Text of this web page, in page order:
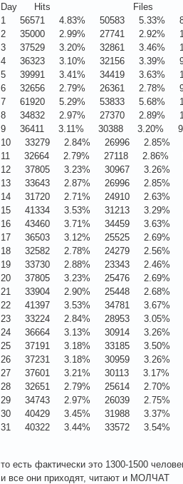
Day Hits Files
1 56571 4.83% 50583 5.33%
2 35000 2.99% 27741 2.92%
3 37529 3.20% 32861 3.46%
4 36323 3.10% 32156 3.39%
5 39991 3.41% 34419 3.63%
6 32656 2.79% 26361 2.78%
7 61920 5.29% 53833 5.68%
8 34832 2.97% 27370 2.89%
9 36411 3.11% 30388 3.20%
10 33279 2.84% 26996 2.85%
11 32664 2.79% 27118 2.86%
12 37805 3.23% 30967 3.26%
13 33643 2.87% 26996 2.85%
14 31720 2.71% 24910 2.63%
15 41334 3.53% 31213 3.29%
16 43460 3.71% 34459 3.63%
17 36503 3.12% 25525 2.69%
18 32582 2.78% 24279 2.56%
19 33730 2.88% 23343 2.46%
20 37805 3.23% 25476 2.69%
21 33904 2.90% 25448 2.68%
22 41397 3.53% 34781 3.67%
23 33224 2.84% 28953 3.05%
24 36664 3.13% 30914 3.26%
25 37191 3.18% 33185 3.50%
26 37231 3.18% 30959 3.26%
27 37601 3.21% 30113 3.17%
28 32651 2.79% 25614 2.70%
29 34743 2.97% 26039 2.75%
30 40429 3.45% 31988 3.37%
31 40322 3.44% 33572 3.54%
то есть фактически это 1300-1500
и все они приходят, читают и МОЛЧАТ